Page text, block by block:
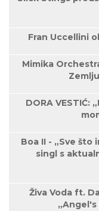
Fran Uccellini
Mimika
DORA VESTIĆ:
Boa II - „Sve što
singl s
Živa Voda ft.